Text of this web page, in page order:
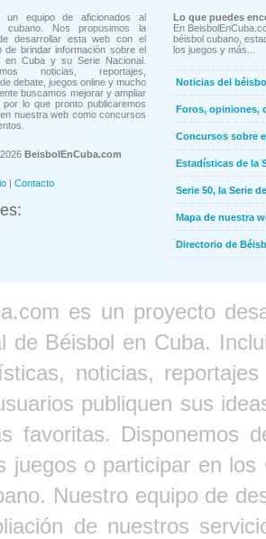
un equipo de aficionados al
cubano. Nos propusimos la
desarrollar esta web con el
de brindar información sobre el
en Cuba y su Serie Nacional.
noticias, reportajes,
debate, juegos online y mucho
buscamos mejorar y ampliar
lo que pronto publicaremos
nuestra web como concursos
BeisbolEnCuba.com
| Contacto
Lo que puedes
En
béisbol cubano,
los juegos y más...
Noticias del
Foros, opiniones,
Concursos sobre
Estadísticas de la
Serie 50, la Serie
Mapa de nuestra
Directorio de
es un proyecto
de Béisbol en Cuba.
noticias,
publiquen sus
favoritas. Disponemos
juegos o participar en
Nuestro equipo de
de nuestros